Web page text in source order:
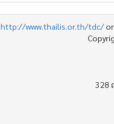
http://www.thailis.or.th/tdc/or
328